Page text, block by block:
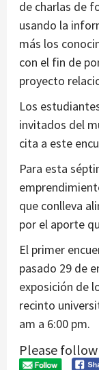
de charlas de
usando la
más los
con el fin de
proyecto
Los
invitados del
cita a este
Para esta
que conlleva
por el aporte
El primer
pasado 29 de
exposición de
recinto
am a 6:00 pm.
Please